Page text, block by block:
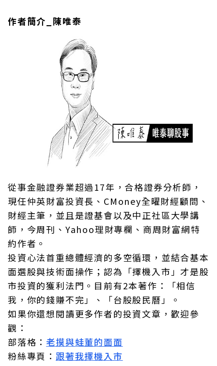
作者簡介_陳唯泰
從事金融證券業超過17年，合格證券分析師，
現任仲英財富投資長、CMoney全曜財經顧問、
財經主筆，並且是證基會以及中正社區大學講
師，今周刊、Yahoo理財專欄、商周財富網特
約作者。
投資心法首重總體經濟的多空循環，並結合基本
面選股與技術面操作；認為「擇機入市」才是股
市投資的獲利法門。目前有2本著作：「相信
我，你的錢賺不完」、「台股股民曆」。
如果你還想閱讀更多作者的投資文章，歡迎參
觀：
部落格： 老摸與蛙董的面面
粉絲專頁： 跟著我擇機入市